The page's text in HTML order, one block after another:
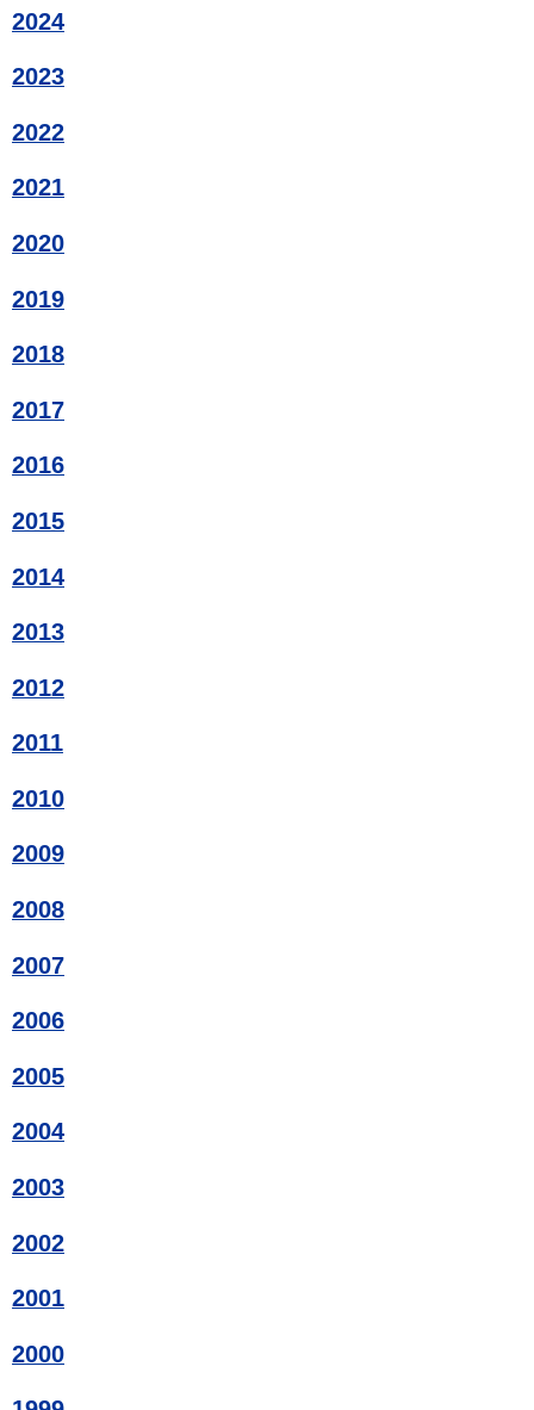
2024
2023
2022
2021
2020
2019
2018
2017
2016
2015
2014
2013
2012
2011
2010
2009
2008
2007
2006
2005
2004
2003
2002
2001
2000